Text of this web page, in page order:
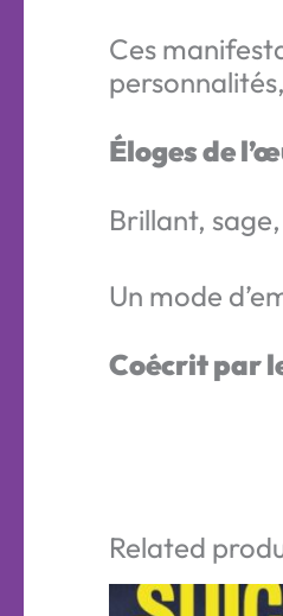
Ces
Éloges de
Brillant,
Un mode
Coécrit par
Related